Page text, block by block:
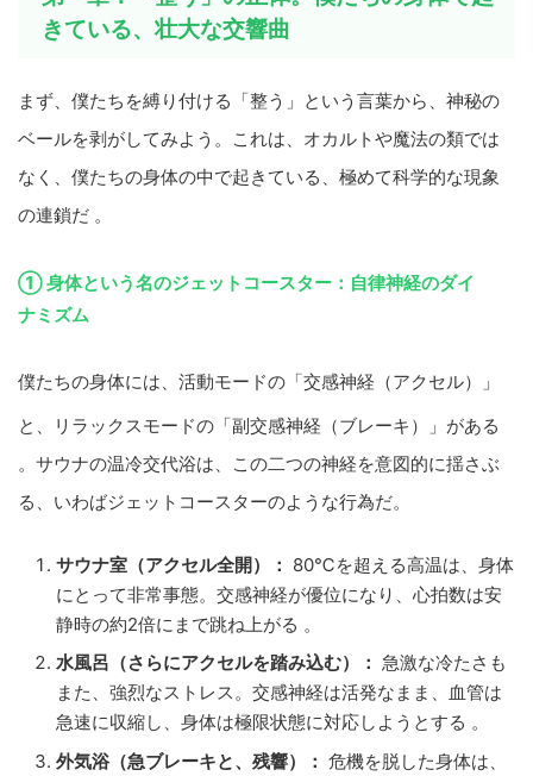
きている、壮大な交響曲
まず、僕たちを縛り付ける「整う」という言葉から、神秘の
ベールを剥がしてみよう。これは、オカルトや魔法の類では
なく、僕たちの身体の中で起きている、極めて科学的な現象
の連鎖だ 。
① 身体という名のジェットコースター：自律神経のダイ
ナミズム
僕たちの身体には、活動モードの「交感神経（アクセル）」
と、リラックスモードの「副交感神経（ブレーキ）」がある
。サウナの温冷交代浴は、この二つの神経を意図的に揺さぶ
る、いわばジェットコースターのような行為だ。
サウナ室（アクセル全開）： 80℃を超える高温は、身体
にとって非常事態。交感神経が優位になり、心拍数は安
静時の約2倍にまで跳ね上がる 。
水風呂（さらにアクセルを踏み込む）： 急激な冷たさも
また、強烈なストレス。交感神経は活発なまま、血管は
急速に収縮し、身体は極限状態に対応しようとする 。
外気浴（急ブレーキと、残響）： 危機を脱した身体は、